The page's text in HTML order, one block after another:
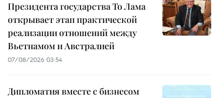
Президента государства То Лама
открывает этап практической
реализации отношений между
Вьетнамом и Австралией
07/08/2026 03:54
Дипломатия вместе с бизнесом